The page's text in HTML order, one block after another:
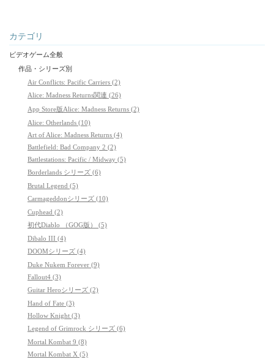
カテゴリ
ビデオゲーム全般
作品・シリーズ別
Air Conflicts: Pacific Carriers (2)
Alice: Madness Returns関連 (26)
App Store版Alice: Madness Returns (2)
Alice: Otherlands (10)
Art of Alice: Madness Returns (4)
Battlefield: Bad Company 2 (2)
Battlestations: Pacific / Midway (5)
Borderlands シリーズ (6)
Brutal Legend (5)
Carmageddonシリーズ (10)
Cuphead (2)
初代Diablo （GOG版） (5)
Dibalo III (4)
DOOMシリーズ (4)
Duke Nukem Forever (9)
Fallout4 (3)
Guitar Heroシリーズ (2)
Hand of Fate (3)
Hollow Knight (3)
Legend of Grimrock シリーズ (6)
Mortal Kombat 9 (8)
Mortal Kombat X (5)